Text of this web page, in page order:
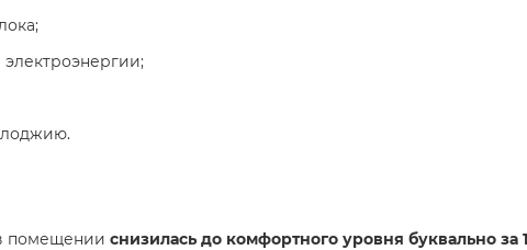
электроэнергии;
лоджию.
помещении снизилась до комфортного уровня буквально за